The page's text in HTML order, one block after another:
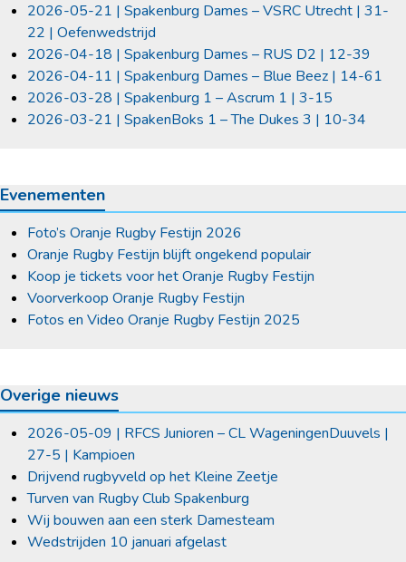
2026-05-21 | Spakenburg Dames – VSRC Utrecht | 31-
22 | Oefenwedstrijd
2026-04-18 | Spakenburg Dames – RUS D2 | 12-39
2026-04-11 | Spakenburg Dames – Blue Beez | 14-61
2026-03-28 | Spakenburg 1 – Ascrum 1 | 3-15
2026-03-21 | SpakenBoks 1 – The Dukes 3 | 10-34
Evenementen
Foto’s Oranje Rugby Festijn 2026
Oranje Rugby Festijn blijft ongekend populair
Koop je tickets voor het Oranje Rugby Festijn
Voorverkoop Oranje Rugby Festijn
Fotos en Video Oranje Rugby Festijn 2025
Overige nieuws
2026-05-09 | RFCS Junioren – CL WageningenDuuvels |
27-5 | Kampioen
Drijvend rugbyveld op het Kleine Zeetje
Turven van Rugby Club Spakenburg
Wij bouwen aan een sterk Damesteam
Wedstrijden 10 januari afgelast